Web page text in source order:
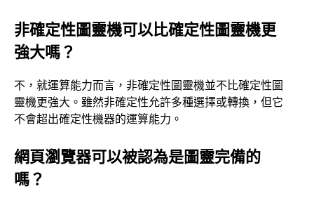
非確定性圖靈機可以比確定性圖靈機更
強大嗎？
不，就運算能力而言，非確定性圖靈機並不比確定性圖
靈機更強大。雖然非確定性允許多種選擇或轉換，但它
不會超出確定性機器的運算能力。
網頁瀏覽器可以被認為是圖靈完備的
嗎？